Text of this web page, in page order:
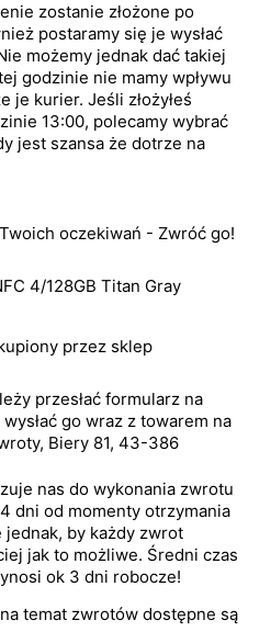
zostanie złożone po
postaramy się je wysłać
możemy jednak dać takiej
godzinie nie mamy wpływu
je kurier. Jeśli złożyłeś
13:00, polecamy wybrać
jest szansa że dotrze na
oczekiwań - Zwróć go!
4/128GB Titan Gray
przez sklep
przesłać formularz na
go wraz z towarem na
Biery 81, 43-386
nas do wykonania zwrotu
dni od momenty otrzymania
jednak, by każdy zwrot
jak to możliwe. Średni czas
ok 3 dni robocze!
temat zwrotów dostępne są